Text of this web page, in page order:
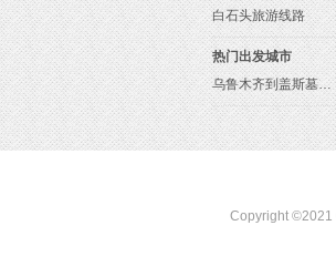
白石头旅游线路
热门出发城市
乌鲁木齐到盖斯墓旅游报价
Copyright ©2021